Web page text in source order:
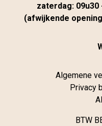
zaterdag: 09u30
(afwijkende
Algemene
Privacy
BTW